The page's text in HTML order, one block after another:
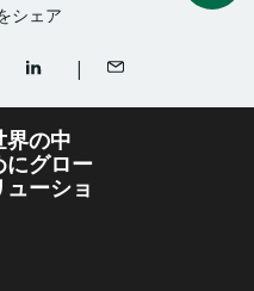
シェア
（新規ウィンドウを開く）
でシェア（新規ウィンドウを開
LINKEDINでシェア（新規ウ
メールでシェア
界の中
にグロー
ーショ